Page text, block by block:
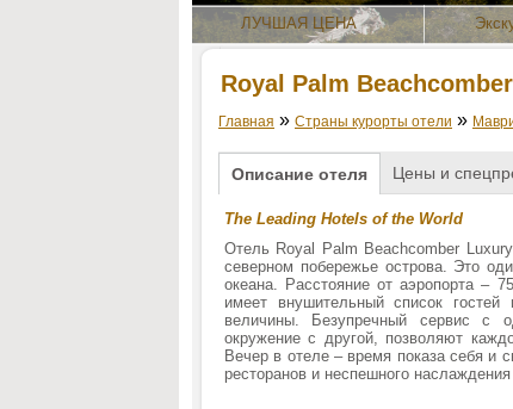
ЛУЧШАЯ ЦЕНА
Royal Palm
Главная » Страны курорты отели »
Описание отеля Цены и
The Leading Hotels of the World
Отель Royal Palm Beachcomber
северном побережье острова. Это
океана. Расстояние от аэропорта –
имеет внушительный список гостей
величины. Безупречный сервис с
окружение с другой, позволяют
Вечер в отеле – время показа себя и
ресторанов и неспешного наслаждения